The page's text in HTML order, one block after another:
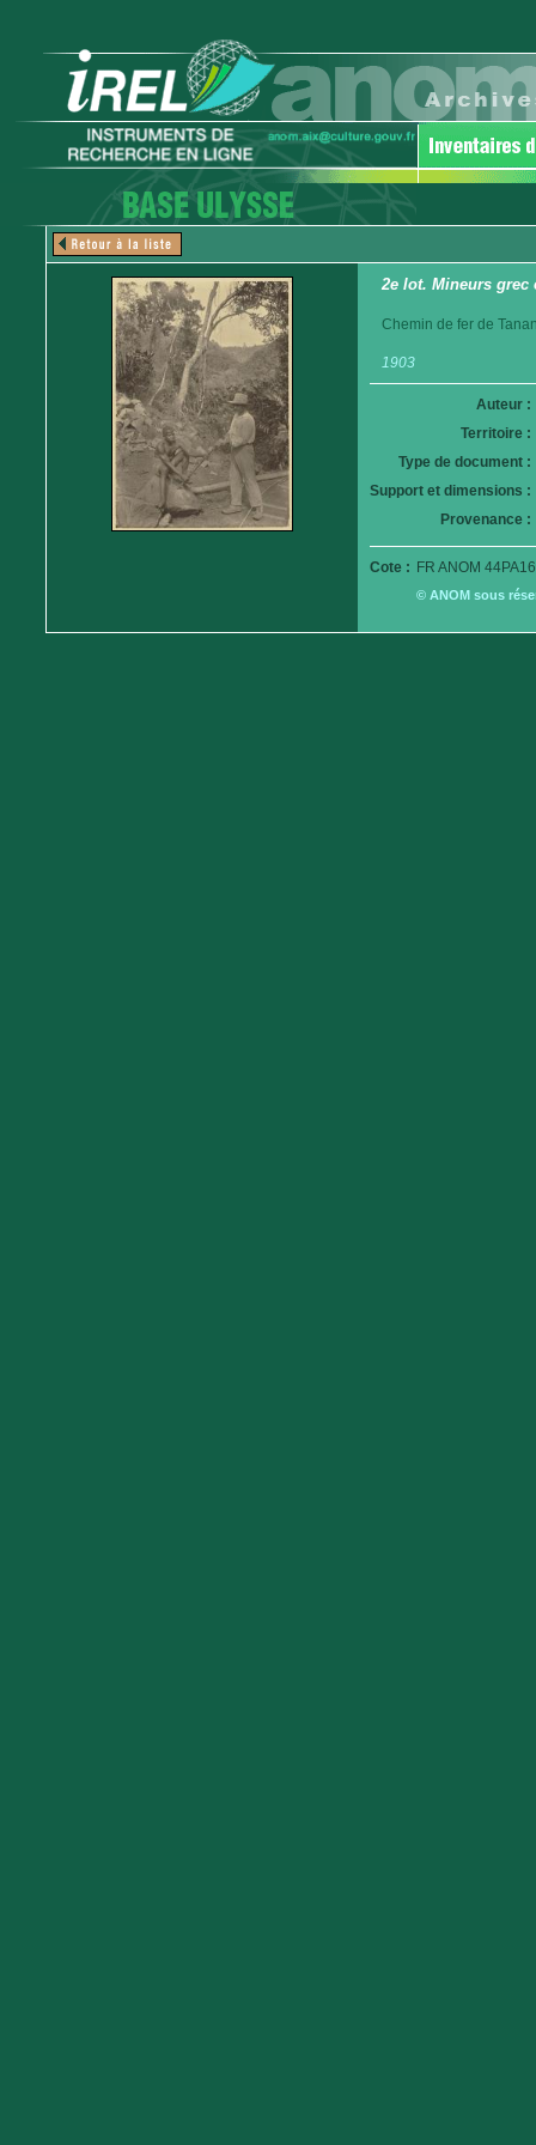
2e lot. Mineurs grec
Chemin de fer de
1903
Auteur :
Territoire :
Type de document :
Support et dimensions :
Provenance :
Cote : FR ANOM
© ANOM sous